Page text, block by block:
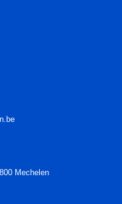
Mechelen